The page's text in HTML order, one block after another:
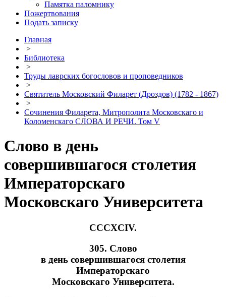
Памятка паломнику
Пожертвования
Подать записку
Главная
>
Библиотека
>
Труды лаврских богословов и проповедников
>
Святитель Московский Филарет (Дроздов) (1782 - 1867)
>
Сочинения Филарета, Митрополита Московскаго и
Коломенскаго СЛОВА И РЕЧИ. Том V
Слово в день
совершившагося столетия
Императорскаго
Московскаго Университета
CCCXCIV.
305. Слово
в день совершившагося столетия
Императорскаго
Московскаго Университета.